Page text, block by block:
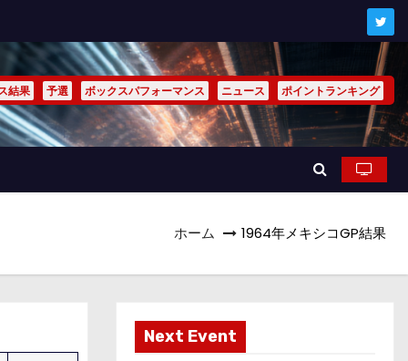
結果 予選 ボックスパフォーマンス ニュース ポイントランキング
ホーム 1964年メキシコGP結果
Next Event